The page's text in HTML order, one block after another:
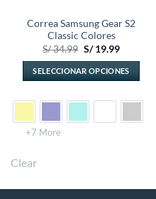
Correa Samsung Gear S2
Classic Colores
S/34.99 El
precio
original
era:
S/ 34.99.
S/19.99El
actual
es:
S/ 19.99.
SELECCIONAR OPCIONES
producto
se
+7 More
Clear